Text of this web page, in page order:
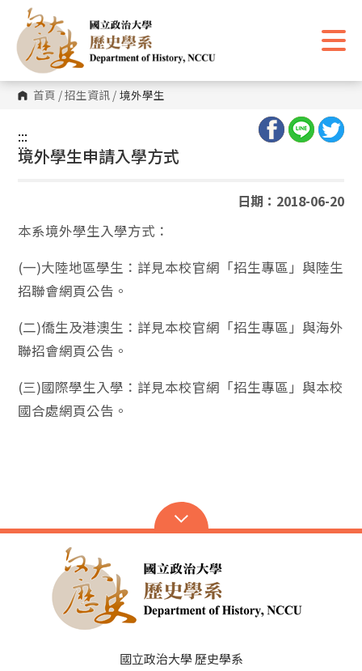
主
要
內
區
塊 首頁 /招生資訊 / 境外學生
:::
:::
境外學生申請入學方式
日期：2018-06-20
本系境外學生入學方式：
(一)大陸地區學生：詳見本校官網「招生專區」與陸生
招聯會網頁公告。
(二)僑生及港澳生：詳見本校官網「招生專區」與海外
聯招會網頁公告。
(三)國際學生入學：詳見本校官網「招生專區」與本校
國合處網頁公告。
國立政治大學 歷史學系